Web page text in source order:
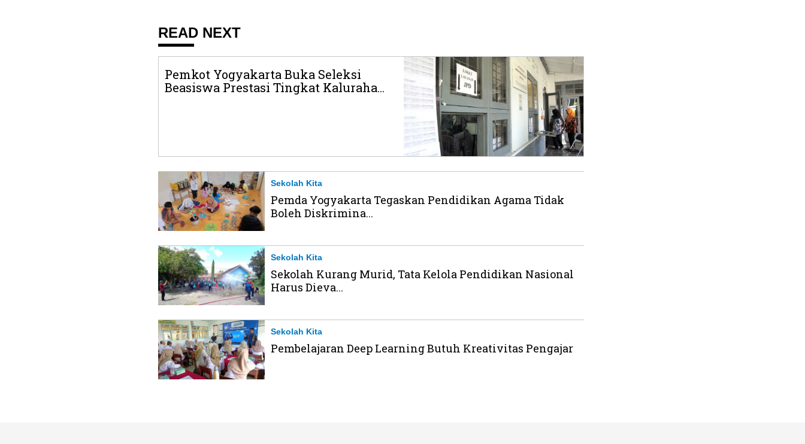
READ NEXT
Pemkot Yogyakarta Buka Seleksi
Beasiswa Prestasi Tingkat Kaluraha...
Sekolah Kita
Pemda Yogyakarta Tegaskan Pendidikan Agama Tidak
Boleh Diskrimina...
Sekolah Kita
Sekolah Kurang Murid, Tata Kelola Pendidikan Nasional
Harus Dieva...
Sekolah Kita
Pembelajaran Deep Learning Butuh Kreativitas Pengajar